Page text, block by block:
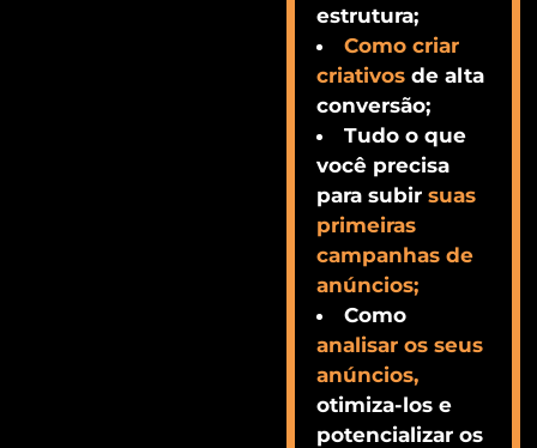
estrutura;
Como criar
criativosde alta
conversão;
Tudo o que
você precisa
para subirsuas
primeiras
campanhas de
anúncios;
Como
analisar os seus
anúncios,
otimiza-los e
potencializar os